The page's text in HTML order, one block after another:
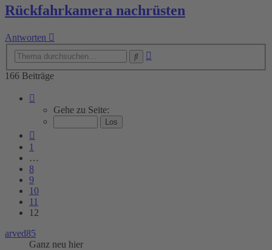
Rückfahrkamera nachrüsten
Antworten
166 Beiträge
12
von
Gehe zu Seite:
1
…
8
9
10
11
12
arved85
Ganz neu hier